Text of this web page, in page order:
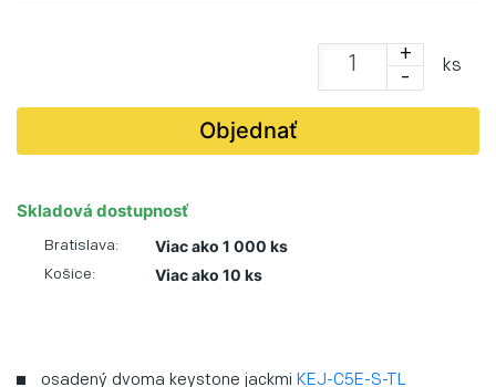
+
-
ks
Objednať
Skladová dostupnosť
Bratislava: Viac ako 1 000 ks
Košice: Viac ako 10 ks
osadený dvoma keystone jackmi KEJ-C5E-S-TL